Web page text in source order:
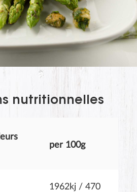
nutritionnelles
per 100g
1962kj / 470
on the website!